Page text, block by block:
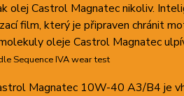
olej Castrol Magnatec nikoliv.
film, který je připraven chránit
oleje Castrol Magnatec
Sequence IVA wear test
Magnatec 10W-40 A3/B4 je